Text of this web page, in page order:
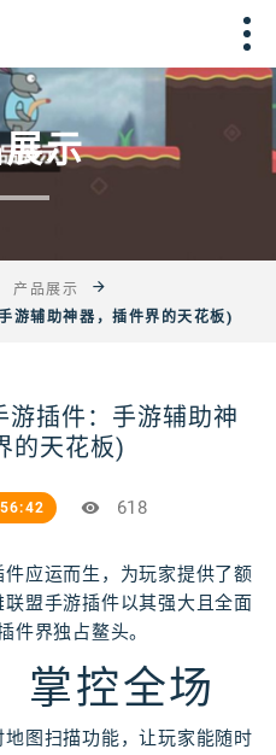
示
产品展示
游辅助神器，插件界的天花板)
插件：手游辅助神
的天花板)
618
应运而生，为玩家提供了额
盟手游插件以其强大且全面
件界独占鳌头。
掌控全场
图扫描功能，让玩家能随时